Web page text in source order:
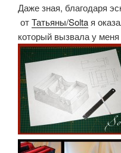
Даже зная, благодаря
отТатьяны/Soltaя
который вызвала у